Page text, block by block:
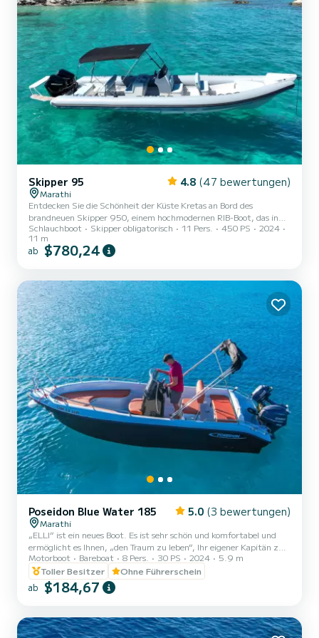
Skipper 95 4.8 (47 bewertungen)
Marathi
Entdecken Sie die Schönheit der Küste Kretas an Bord des
brandneuen Skipper 950, einem hochmodernen RIB-Boot, das in
Marathi gemietet werden kann. Dieses Modell von 2024 bietet die
perfekte Kombination aus Geschwindigkeit, Stabilität und Komfort
und ist damit ideal sowohl für abenteuerliche Tagesausflüge als
entwickelt und bietet moderne Annehmlichkeiten, reichlich
Sitzgelegenh...
Schlauchboot Skipper obligatorisch 11 Pers. 450 PS
2024
11 m
ab $780,24
Poseidon Blue Water 185 5.0 (3 bewertungen)
Marathi
„ELLI“ ist ein neues Boot. Es ist sehr schön und komfortabel und
ermöglicht es Ihnen, „den Traum zu leben“, Ihr eigener Kapitän zu
sein und einen Tag auf dem Meer zu genießen. Mit Ihrer Familie
oder Freunden können Sie das kristallklare Wasser der Bucht von
Souda und Akrotiri in Chania genießen. Sie werden kleine Strände
wie Seitan Limania, kleine Höhlen und kleine Buchten wie Katholiko
schnorcheln, die Aussicht auf die venezianische...
Motorboot Bareboat 8 Pers. 30 PS 2024
5.9 m
Toller Besitzer
Ohne Führerschein
ab $184,67